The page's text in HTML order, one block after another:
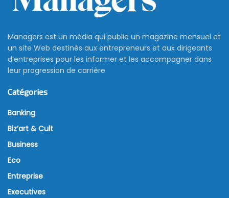
Managers est un média qui publie un magazine mensuel et
un site Web destinés aux entrepreneurs et aux dirigeants
d’entreprises pour les informer et les accompagner dans
leur progression de carrière
Catégories
Banking
Biz’art & Cult
Business
Eco
Entreprise
Executives